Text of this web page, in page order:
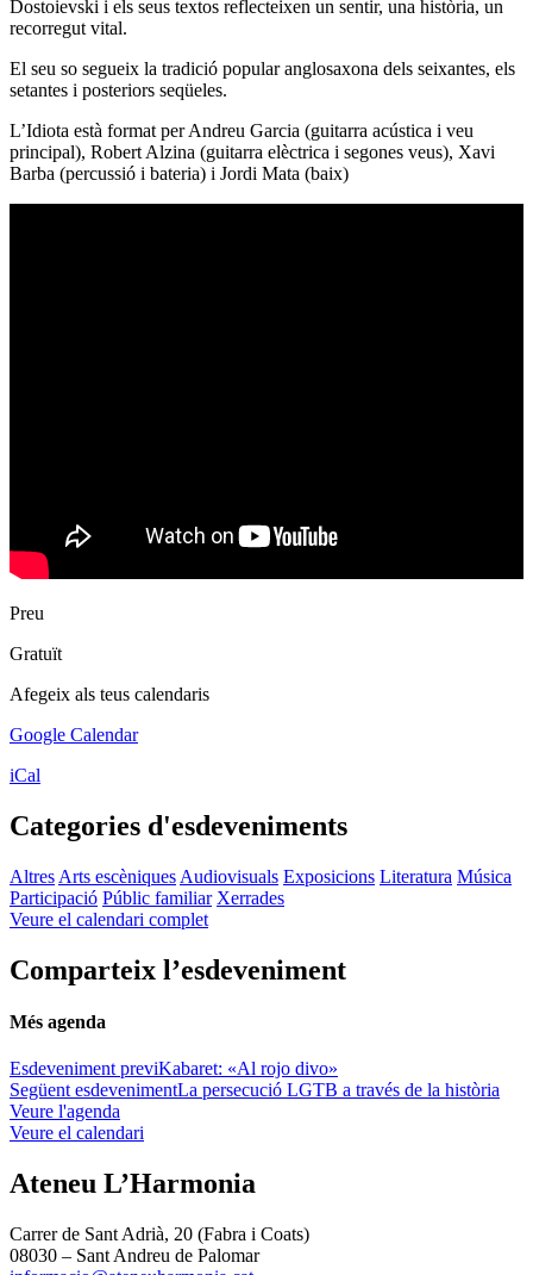
Dostoievski i els seus textos reflecteixen un sentir, una història, un
recorregut vital.
El seu so segueix la tradició popular anglosaxona dels seixantes, els
setantes i posteriors seqüeles.
L’Idiota està format per Andreu Garcia (guitarra acústica i veu
principal), Robert Alzina (guitarra elèctrica i segones veus), Xavi
Barba (percussió i bateria) i Jordi Mata (baix)
Preu
Gratuït
Afegeix als teus calendaris
Google Calendar
iCal
Categories d'esdeveniments
Altres Arts escèniques Audiovisuals Exposicions Literatura Música
Participació Públic familiar Xerrades
Veure el calendari complet
Comparteix l’esdeveniment
Més agenda
Esdeveniment previKabaret: «Al rojo divo»
Següent esdevenimentLa persecució LGTB a través de la història
Veure l'agenda
Veure el calendari
Ateneu L’Harmonia
Carrer de Sant Adrià, 20 (Fabra i Coats)
08030 – Sant Andreu de Palomar